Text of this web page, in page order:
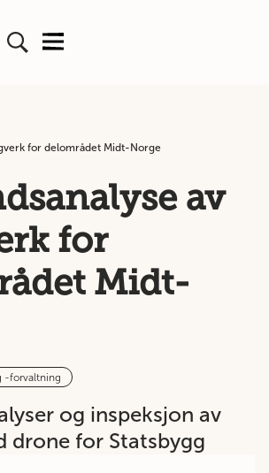
for delområdet Midt-Norge
av
for
Midt-
-forvaltning
og inspeksjon av
drone for Statsbygg